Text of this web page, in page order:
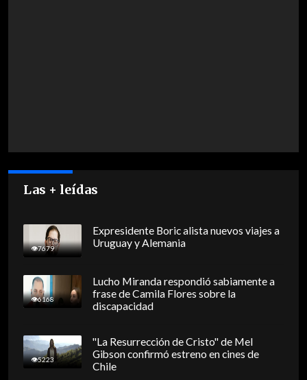
Las + leídas
7679
Expresidente Boric alista nuevos viajes a
Uruguay y Alemania
6168
Lucho Miranda respondió sabiamente a
frase de Camila Flores sobre la
discapacidad
5223
"La Resurrección de Cristo" de Mel
Gibson confirmó estreno en cines de
Chile